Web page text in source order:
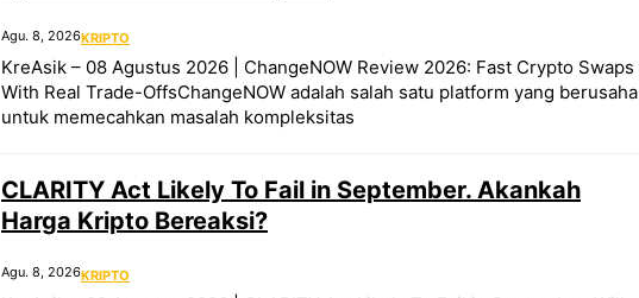
Agu. 8, 2026KRIPTO
KreAsik – 08 Agustus 2026 | ChangeNOW Review 2026: Fast Crypto Swaps
With Real Trade-OffsChangeNOW adalah salah satu platform yang berusaha
untuk memecahkan masalah kompleksitas
CLARITY Act Likely To Fail in September. Akankah
Harga Kripto Bereaksi?
Agu. 8, 2026KRIPTO